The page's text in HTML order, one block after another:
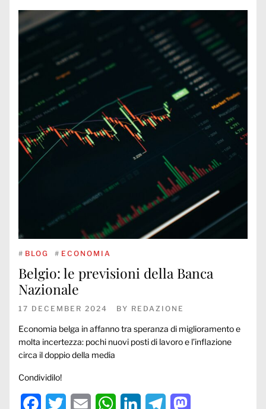
# BLOG # ECONOMIA
Belgio: le previsioni della Banca
Nazionale
17 DECEMBER 2024 BY REDAZIONE
Economia belga in affanno tra speranza di miglioramento e
molta incertezza: pochi nuovi posti di lavoro e l’inflazione
circa il doppio della media
Condividilo!
Facebook
Twitter Email WhatsAppLinkedInTelegram